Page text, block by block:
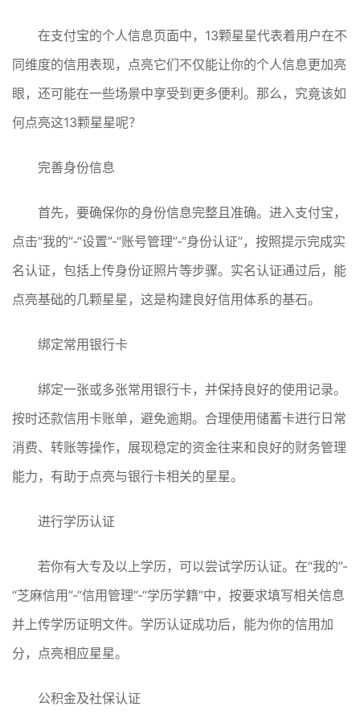
在支付宝的个人信息页面中，13颗星星代表着用户在不
同维度的信用表现，点亮它们不仅能让你的个人信息更加亮
眼，还可能在一些场景中享受到更多便利。那么，究竟该如
何点亮这13颗星星呢？
完善身份信息
首先，要确保你的身份信息完整且准确。进入支付宝，
点击“我的”-“设置”-“账号管理”-“身份认证”，按照提示完成实
名认证，包括上传身份证照片等步骤。实名认证通过后，能
点亮基础的几颗星星，这是构建良好信用体系的基石。
绑定常用银行卡
绑定一张或多张常用银行卡，并保持良好的使用记录。
按时还款信用卡账单，避免逾期。合理使用储蓄卡进行日常
消费、转账等操作，展现稳定的资金往来和良好的财务管理
能力，有助于点亮与银行卡相关的星星。
进行学历认证
若你有大专及以上学历，可以尝试学历认证。在“我的”-
“芝麻信用”-“信用管理”-“学历学籍”中，按要求填写相关信息
并上传学历证明文件。学历认证成功后，能为你的信用加
分，点亮相应星星。
公积金及社保认证